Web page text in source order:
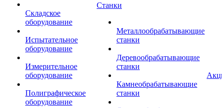
Складское
оборудование
Испытательное
оборудование
Измерительное
оборудование
Полиграфическое
оборудование
Станки
Металлообрабатывающие
станки
Деревообрабатывающие
станки
Камнеобрабатывающие
станки